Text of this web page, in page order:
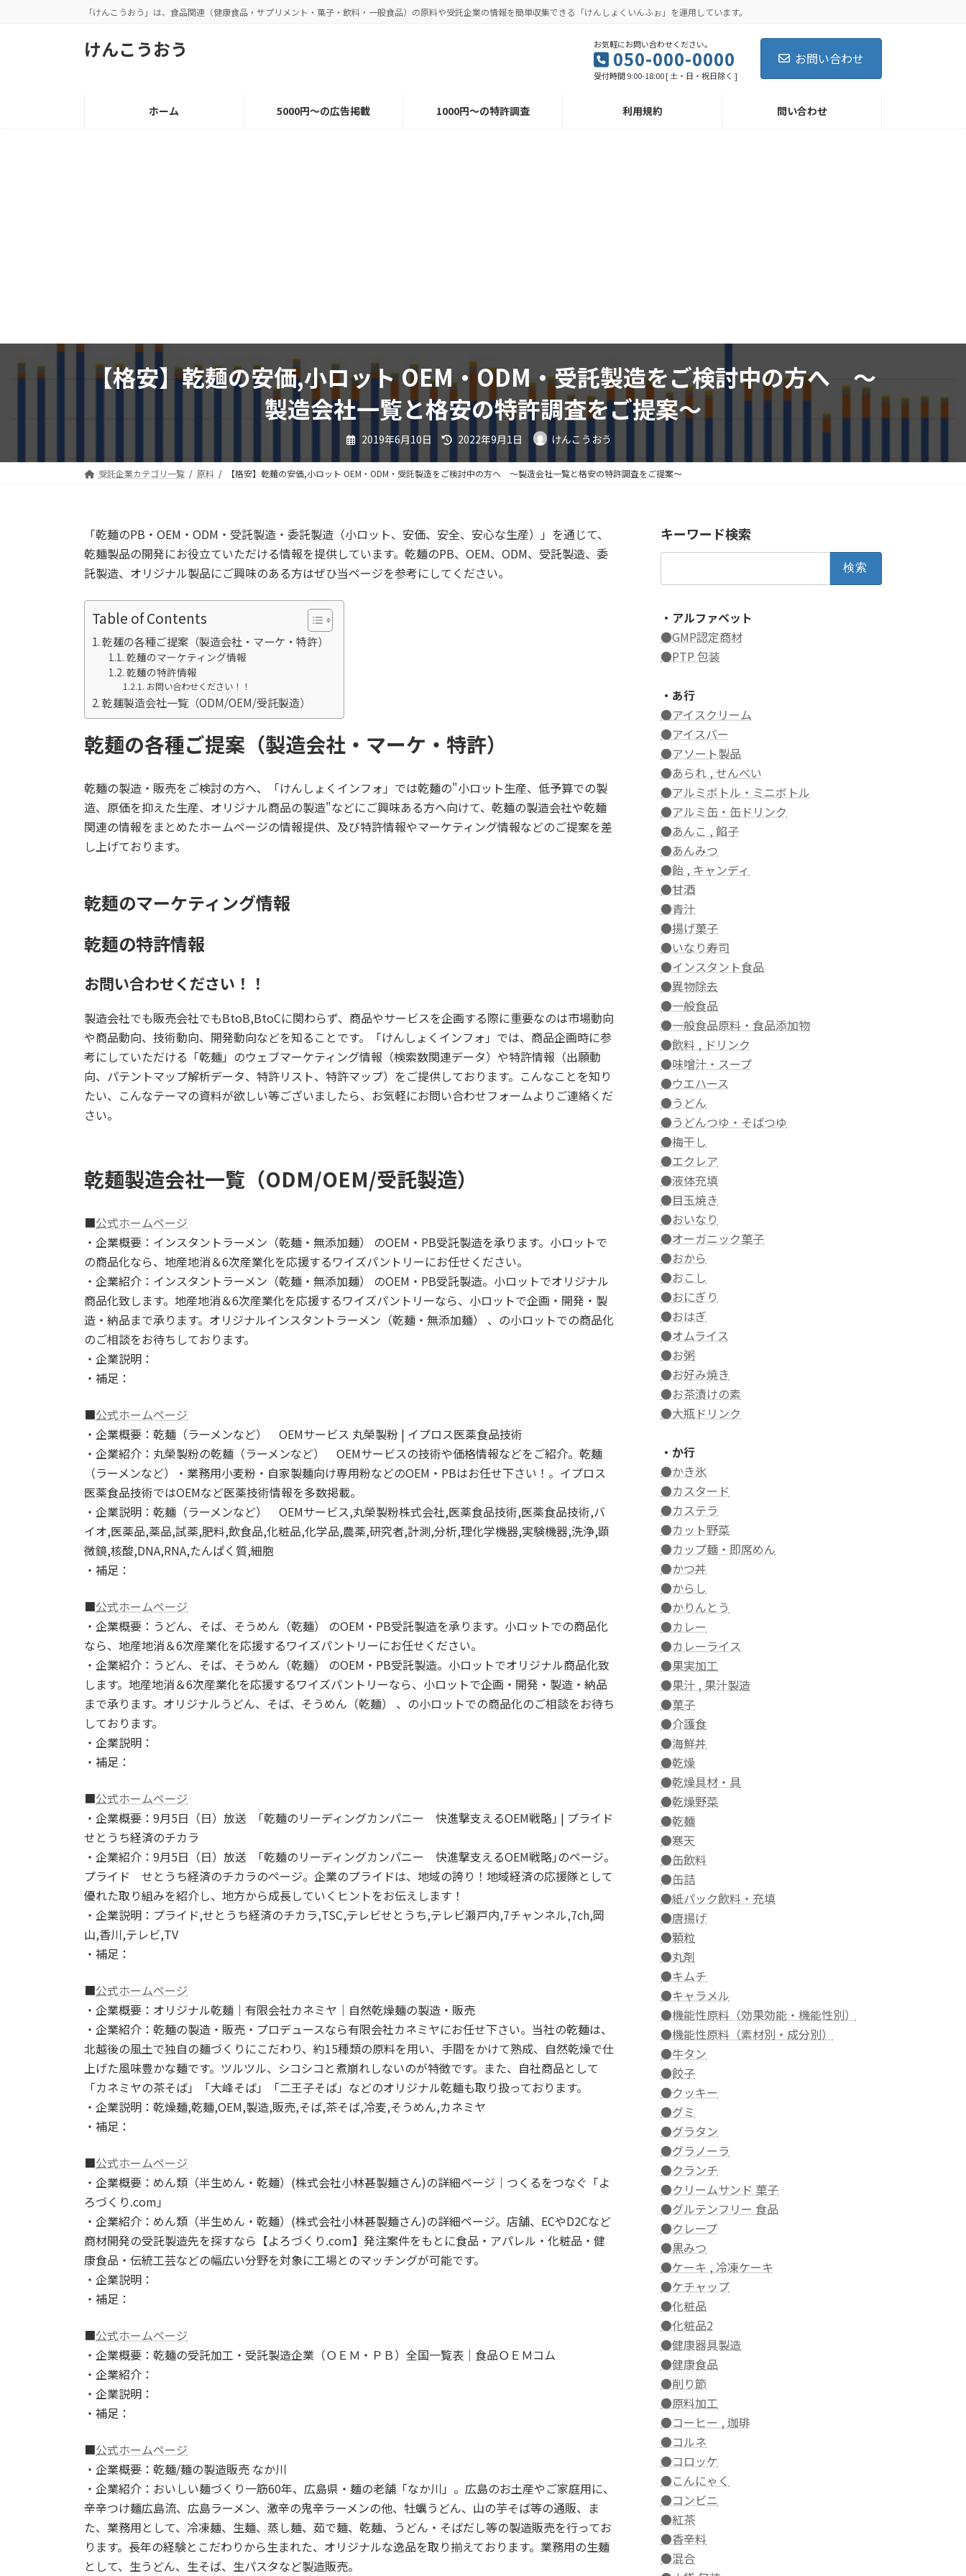
「けんこうおう」は、食品関連（健康食品・サプリメント・菓子・飲料・一般食品）の原料や受託企業の情報を簡単収集できる「けんしょくいんふぉ」を運用しています。
けんこうおう お気軽にお問い合わせください。
050-000-0000
受付時間 9:00-18:00 [ 土・日・祝日除く ]
お問い合わせ
ホーム 5000円～の広告掲載 1000円～の特許調査 利用規約 問い合わせ
【格安】乾麺の安価,小ロット OEM・ODM・受託製造をご検討中の方へ ～
製造会社一覧と格安の特許調査をご提案～
2019年6月10日 最
終
新
日
2022年9月1日 けんこうおう
受託企業カテゴリ一覧 原料 【格安】乾麺の安価,小ロット OEM・ODM・受託製造をご検討中の方へ ～製造会社一覧と格安の特許調査をご提案～
「乾麺のPB・OEM・ODM・受託製造・委託製造（小ロット、安価、安全、安心な生産）」を通じて、
乾麺製品の開発にお役立ていただける情報を提供しています。乾麺のPB、OEM、ODM、受託製造、委
託製造、オリジナル製品にご興味のある方はぜひ当ページを参考にしてください。
Table of Contents
乾麺の各種ご提案（製造会社・マーケ・特許）
乾麺のマーケティング情報
乾麺の特許情報
お問い合わせください！！
乾麺製造会社一覧（ODM/OEM/受託製造）
乾麺の各種ご提案（製造会社・マーケ・特許）
乾麺の製造・販売をご検討の方へ、「けんしょくインフォ」では乾麺の"小ロット生産、低予算での製
造、原価を抑えた生産、オリジナル商品の製造"などにご興味ある方へ向けて、乾麺の製造会社や乾麺
関連の情報をまとめたホームページの情報提供、及び特許情報やマーケティング情報などのご提案を差
し上げております。
乾麺のマーケティング情報
乾麺の特許情報
お問い合わせください！！
製造会社でも販売会社でもBtoB,BtoCに関わらず、商品やサービスを企画する際に重要なのは市場動向
や商品動向、技術動向、開発動向などを知ることです。「けんしょくインフォ」では、商品企画時に参
考にしていただける「乾麺」のウェブマーケティング情報（検索数関連データ）や特許情報（出願動
向、パテントマップ解析データ、特許リスト、特許マップ）をご提供しております。こんなことを知り
たい、こんなテーマの資料が欲しい等ございましたら、お気軽にお問い合わせフォームよりご連絡くだ
さい。
乾麺製造会社一覧（ODM/OEM/受託製造）
■公式ホームページ
・企業概要：インスタントラーメン（乾麺・無添加麺） のOEM・PB受託製造を承ります。小ロットで
の商品化なら、地産地消＆6次産業化を応援するワイズパントリーにお任せください。
・企業紹介：インスタントラーメン（乾麺・無添加麺） のOEM・PB受託製造。小ロットでオリジナル
商品化致します。地産地消＆6次産業化を応援するワイズパントリーなら、小ロットで企画・開発・製
造・納品まで承ります。オリジナルインスタントラーメン（乾麺・無添加麺） 、の小ロットでの商品化
のご相談をお待ちしております。
・企業説明：
・補足：
■公式ホームページ
・企業概要：乾麺（ラーメンなど） OEMサービス 丸榮製粉 | イプロス医薬食品技術
・企業紹介：丸榮製粉の乾麺（ラーメンなど） OEMサービスの技術や価格情報などをご紹介。乾麺
（ラーメンなど）・業務用小麦粉・自家製麺向け専用粉などのOEM・PBはお任せ下さい！。イプロス
医薬食品技術ではOEMなど医薬技術情報を多数掲載。
・企業説明：乾麺（ラーメンなど） OEMサービス,丸榮製粉株式会社,医薬食品技術,医薬食品技術,バ
イオ,医薬品,薬品,試薬,肥料,飲食品,化粧品,化学品,農薬,研究者,計測,分析,理化学機器,実験機器,洗浄,顕
微鏡,核酸,DNA,RNA,たんぱく質,細胞
・補足：
■公式ホームページ
・企業概要：うどん、そば、そうめん（乾麺） のOEM・PB受託製造を承ります。小ロットでの商品化
なら、地産地消＆6次産業化を応援するワイズパントリーにお任せください。
・企業紹介：うどん、そば、そうめん（乾麺） のOEM・PB受託製造。小ロットでオリジナル商品化致
します。地産地消＆6次産業化を応援するワイズパントリーなら、小ロットで企画・開発・製造・納品
まで承ります。オリジナルうどん、そば、そうめん（乾麺） 、の小ロットでの商品化のご相談をお待ち
しております。
・企業説明：
・補足：
■公式ホームページ
・企業概要：9月5日（日）放送 ｢乾麺のリーディングカンパニー 快進撃支えるOEM戦略｣ | プライド
せとうち経済のチカラ
・企業紹介：9月5日（日）放送 ｢乾麺のリーディングカンパニー 快進撃支えるOEM戦略｣のページ。
プライド せとうち経済のチカラのページ。企業のプライドは、地域の誇り！地域経済の応援隊として
優れた取り組みを紹介し、地方から成長していくヒントをお伝えします！
・企業説明：プライド,せとうち経済のチカラ,TSC,テレビせとうち,テレビ瀬戸内,7チャンネル,7ch,岡
山,香川,テレビ,TV
・補足：
■公式ホームページ
・企業概要：オリジナル乾麺｜有限会社カネミヤ｜自然乾燥麺の製造・販売
・企業紹介：乾麺の製造・販売・プロデュースなら有限会社カネミヤにお任せ下さい。当社の乾麺は、
北越後の風土で独自の麺づくりにこだわり、約15種類の原料を用い、手間をかけて熟成、自然乾燥で仕
上げた風味豊かな麺です。ツルツル、シコシコと煮崩れしないのが特徴です。また、自社商品として
「カネミヤの茶そば」「大峰そば」「二王子そば」などのオリジナル乾麺も取り扱っております。
・企業説明：乾燥麺,乾麺,OEM,製造,販売,そば,茶そば,冷麦,そうめん,カネミヤ
・補足：
■公式ホームページ
・企業概要：めん類（半生めん・乾麺）(株式会社小林甚製麺さん)の詳細ページ｜つくるをつなぐ「よ
ろづくり.com」
・企業紹介：めん類（半生めん・乾麺）(株式会社小林甚製麺さん)の詳細ページ。店舗、ECやD2Cなど
商材開発の受託製造先を探すなら【よろづくり.com】発注案件をもとに食品・アパレル・化粧品・健
康食品・伝統工芸などの幅広い分野を対象に工場とのマッチングが可能です。
・企業説明：
・補足：
■公式ホームページ
・企業概要：乾麺の受託加工・受託製造企業（ＯＥＭ・ＰＢ）全国一覧表｜食品ＯＥＭコム
・企業紹介：
・企業説明：
・補足：
■公式ホームページ
・企業概要：乾麺/麺の製造販売 なか川
・企業紹介：おいしい麺づくり一筋60年、広島県・麺の老舗「なか川」。広島のお土産やご家庭用に、
辛辛つけ麺広島流、広島ラーメン、激辛の鬼辛ラーメンの他、牡蠣うどん、山の芋そば等の通販、ま
た、業務用として、冷凍麺、生麺、蒸し麺、茹で麺、乾麺、うどん・そばだし等の製造販売を行ってお
ります。長年の経験とこだわりから生まれた、オリジナルな逸品を取り揃えております。業務用の生麺
として、生うどん、生そば、生パスタなど製造販売。
キーワード検索
・アルファベット
●GMP認定商材
●PTP 包装
・あ行
●アイスクリーム
●アイスバー
●アソート製品
●あられ , せんべい
●アルミボトル・ミニボトル
●アルミ缶・缶ドリンク
●あんこ , 餡子
●あんみつ
●飴 , キャンディ
●甘酒
●青汁
●揚げ菓子
●いなり寿司
●インスタント食品
●異物除去
●一般食品
●一般食品原料・食品添加物
●飲料 , ドリンク
●味噌汁・スープ
●ウエハース
●うどん
●うどんつゆ・そばつゆ
●梅干し
●エクレア
●液体充填
●目玉焼き
●おいなり
●オーガニック菓子
●おから
●おこし
●おにぎり
●おはぎ
●オムライス
●お粥
●お好み焼き
●お茶漬けの素
●大瓶ドリンク
・か行
●かき氷
●カスタード
●カステラ
●カット野菜
●カップ麺・即席めん
●かつ丼
●からし
●かりんとう
●カレー
●カレーライス
●果実加工
●果汁 , 果汁製造
●菓子
●介護食
●海鮮丼
●乾燥
●乾燥具材・具
●乾燥野菜
●乾麺
●寒天
●缶飲料
●缶詰
●紙パック飲料・充填
●唐揚げ
●顆粒
●丸剤
●キムチ
●キャラメル
●機能性原料（効果効能・機能性別）
●機能性原料（素材別・成分別）
●牛タン
●餃子
●クッキー
●グミ
●グラタン
●グラノーラ
●クランチ
●クリームサンド 菓子
●グルテンフリー 食品
●クレープ
●黒みつ
●ケーキ , 冷凍ケーキ
●ケチャップ
●化粧品
●化粧品2
●健康器具製造
●健康食品
●削り節
●原料加工
●コーヒー , 珈琲
●コルネ
●コロッケ
●こんにゃく
●コンビニ
●紅茶
●香辛料
●混合